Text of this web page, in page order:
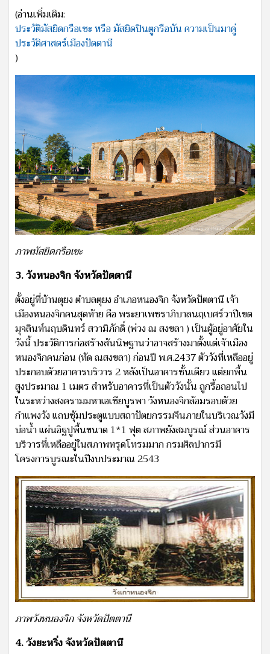
(อ่านเพิ่มเติม:
ประวัติมัสยิดกรือเซะ หรือ มัสยิดปินตูกรือบัน ความเป็นมาคู่
ประวัติศาสตร์เมืองปัตตานี
)
ภาพมัสยิดกรือเซะ
3. วังหนองจิก จังหวัดปัตตานี
ตั้งอยู่ที่บ้านตุยง ตำบลตุยง อำเภอหนองจิก จังหวัดปัตตานี เจ้า
เมืองหนองจิกคนสุดท้าย คือ พระยาเพชราภิบาลนฤเบศร์วาปีเขต
มุจลินท์นฤบดินทร์ สวามิภักดิ์ (พ่วง ณ สงขลา ) เป็นผู้อยู่อาศัยใน
วังนี้ ประวัติการก่อสร้างสันนิษฐานว่าอาจสร้างมาตั้งแต่เจ้าเมือง
หนองจิกคนก่อน (ทัด ณสงขลา) ก่อนปี พ.ศ.2437 ตัววังที่เหลืออยู่
ประกอบด้วยอาคารบริวาร 2 หลังเป็นอาคารชั้นเดียว แต่ยกพื้น
สูงประมาณ 1 เมตร สำหรับอาคารที่เป็นตัววังนั้น ถูกรื้อถอนไป
ในระหว่างสงครามมหาเอเชียบูรพา วังหนองจิกล้อมรอบด้วย
กำแพงวัง แถบซุ้มประตูแบบสถาปัตยกรรมจีนภายในบริเวณวังมี
บ่อน้ำ แผ่นอิฐปูพื้นขนาด 1*1 ฟุต สภาพยังสมบูรณ์ ส่วนอาคาร
บริวารที่เหลืออยู่ในสภาพทรุดโทรมมาก กรมศิลปากรมี
โครงการบูรณะในปีงบประมาณ 2543
ภาพวังหนองจิก จังหวัดปัตตานี
4. วังยะหริ่ง จังหวัดปัตตานี